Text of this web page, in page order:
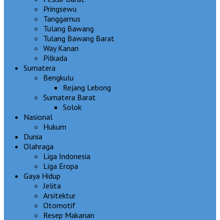
Pringsewu
Tanggamus
Tulang Bawang
Tulang Bawang Barat
Way Kanan
Pilkada
Sumatera
Bengkulu
Rejang Lebong
Sumatera Barat
Solok
Nasional
Hukum
Dunia
Olahraga
Liga Indonesia
Liga Eropa
Gaya Hidup
Jelita
Arsitektur
Otomotif
Resep Makanan